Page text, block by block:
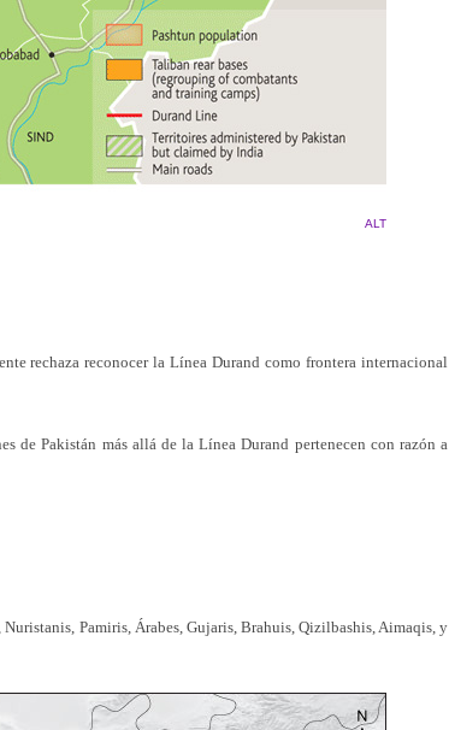
ALT
rechaza reconocer la Línea Durand como frontera internacional
de Pakistán más allá de la Línea Durand pertenecen con razón a
Pamiris, Árabes, Gujaris, Brahuis, Qizilbashis, Aimaqis, y